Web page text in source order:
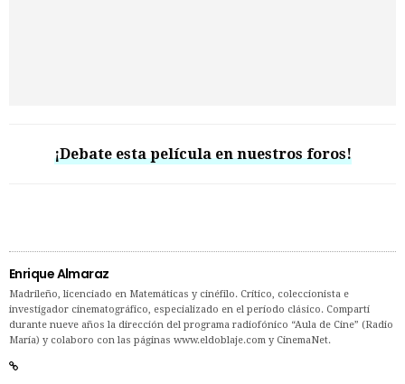
¡Debate esta película en nuestros foros!
Enrique Almaraz
Madrileño, licenciado en Matemáticas y cinéfilo. Crítico, coleccionista e
investigador cinematográfico, especializado en el período clásico. Compartí
durante nueve años la dirección del programa radiofónico “Aula de Cine” (Radio
María) y colaboro con las páginas www.eldoblaje.com y CinemaNet.